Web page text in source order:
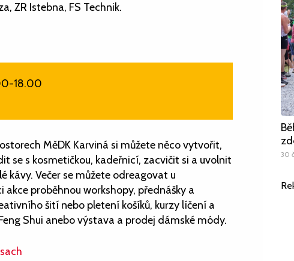
ZR Istebna, FS Technik.
18.00
MěDK Karviná si můžete něco vytvořit,
se s kosmetičkou, kadeřnicí, zacvičit si a uvolnit
kávy. Večer se můžete odreagovat u
proběhnou workshopy, přednášky a
šití nebo pletení košíků, kurzy líčení a
Shui anebo výstava a prodej dámské módy.
30